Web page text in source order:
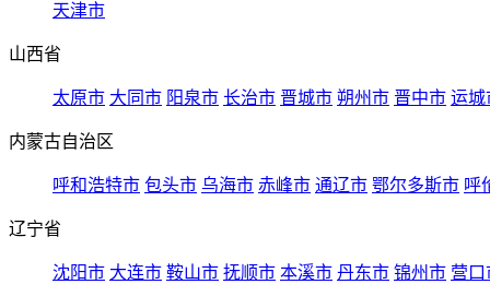
天津市
山西省
太原市 大同市 阳泉市 长治市 晋城市 朔州市 晋中市 运城
内蒙古自治区
呼和浩特市 包头市 乌海市 赤峰市 通辽市 鄂尔多斯市 呼
辽宁省
沈阳市 大连市 鞍山市 抚顺市 本溪市 丹东市 锦州市 营口